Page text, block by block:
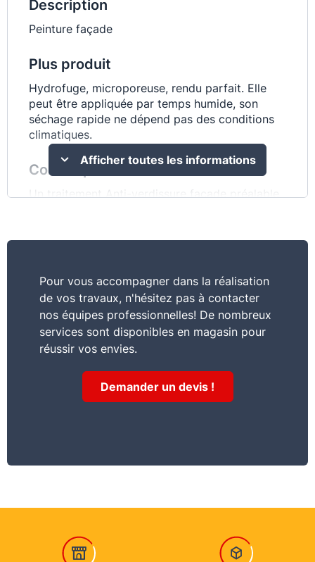
Description
Peinture façade
Plus produit
Hydrofuge, microporeuse, rendu parfait. Elle
peut être appliquée par temps humide, son
séchage rapide ne dépend pas des conditions
climatiques.
Conseil pro
Un traitement Anti-verdissure façade préalable
Adhérence sur supports encrassés, dégradés
Applicable par tous les temps
Commentaire
mince pour la décoration et la protection des
façades de maisons ou bâtiments.
Protéger - décorer
Support
Afficher toutes les informations
Pour vous accompagner dans la réalisation
de vos travaux, n'hésitez pas à contacter
nos équipes professionnelles! De nombreux
services sont disponibles en magasin pour
réussir vos envies.
Demander un devis !